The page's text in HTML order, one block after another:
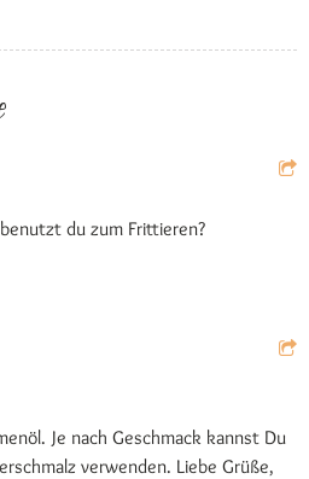
du zum Frittieren?
Je nach Geschmack kannst Du
verwenden. Liebe Grüße,